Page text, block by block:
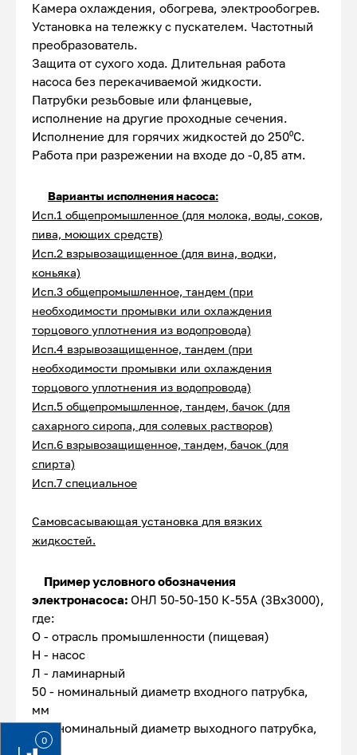
0
Камера охлаждения, обогрева, электрообогрев.
Установка на тележку с пускателем. Частотный
преобразователь.
Защита от сухого хода. Длительная работа
насоса без перекачиваемой жидкости.
Патрубки резьбовые или фланцевые,
исполнение на другие проходные сечения.
Исполнение для горячих жидкостей до 250⁰С.
Работа при разрежении на входе до -0,85 атм.
Варианты исполнения насоса:
Исп.1 общепромышленное (для молока, воды, соков,
пива, моющих средств)
Исп.2 взрывозащищенное (для вина, водки,
коньяка)
Исп.3 общепромышленное, тандем (при
необходимости промывки или охлаждения
торцового уплотнения из водопровода)
Исп.4 взрывозащищенное, тандем (при
необходимости промывки или охлаждения
торцового уплотнения из водопровода)
Исп.5 общепромышленное, тандем, бачок (для
сахарного сиропа, для солевых растворов)
Исп.6 взрывозащищенное, тандем, бачок (для
спирта)
Исп.7 специальное
Самовсасывающая установка для вязких
жидкостей.
Пример условного обозначения
электронасоса: ОНЛ 50-50-150 К-55А (3Вх3000),
где:
О - отрасль промышленности (пищевая)
Н - насос
Л - ламинарный
50 - номинальный диаметр входного патрубка,
мм
50 - номинальный диаметр выходного патрубка,
мм